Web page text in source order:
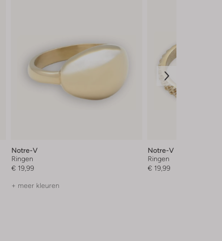
Notre-V
Ringen
€ 19,99
+ meer kleuren
Notre-V
Ringen
€ 19,99